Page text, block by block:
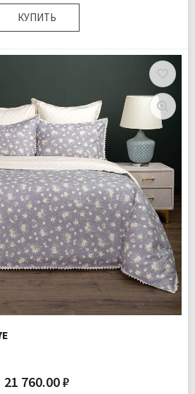
КУПИТЬ
Пододеяльники 2 шт Простыня 1 шт
Наволочки 4 шт
Сатин
Бесплатно
21 760.00 ₽